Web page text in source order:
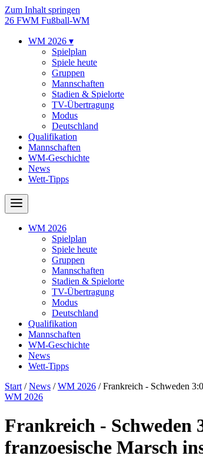
Zum Inhalt springen
26 FWM Fußball-WM
WM 2026 ▾
Spielplan
Spiele heute
Gruppen
Mannschaften
Stadien & Spielorte
TV-Übertragung
Modus
Deutschland
Qualifikation
Mannschaften
WM-Geschichte
News
Wett-Tipps
WM 2026
Spielplan
Spiele heute
Gruppen
Mannschaften
Stadien & Spielorte
TV-Übertragung
Modus
Deutschland
Qualifikation
Mannschaften
WM-Geschichte
News
Wett-Tipps
Start /News /WM 2026 /Frankreich - Schweden
WM 2026
Frankreich - Schweden
franzoesische Marsch